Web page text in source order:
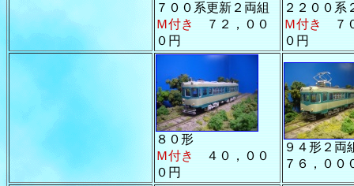
７００系更新２両組
Ｍ付き
７２，００
０円
２２００系
Ｍ付き
７
０円
８０形
Ｍ付き
４０，００
０円
９４形２両
７６，００